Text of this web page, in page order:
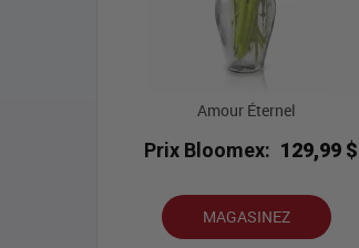
Amour Éternel
Prix Bloomex: 129,99 $
MAGASINEZ